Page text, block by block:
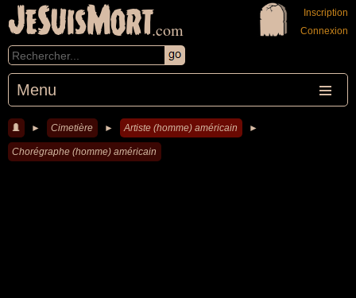
JeSuisMort.com
Menu
Inscription
Connexion
► Cimetière ► Artiste (homme) américain ►
Chorégraphe (homme) américain